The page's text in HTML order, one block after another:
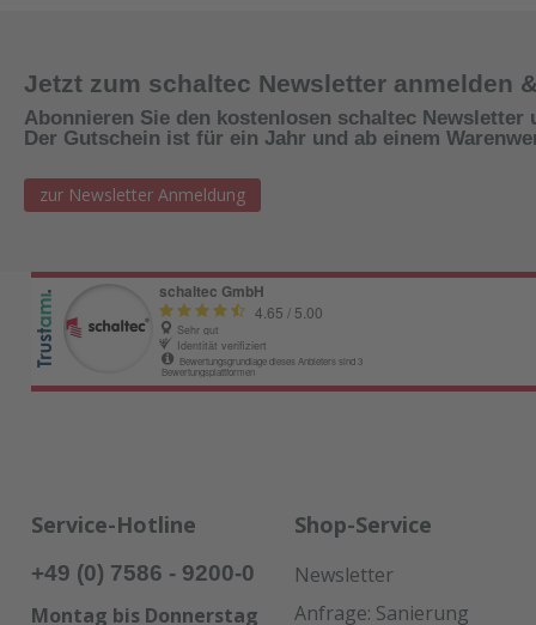
Jetzt zum schaltec Newsletter anmelden
Abonnieren Sie den kostenlosen schaltec
Der Gutschein ist für ein Jahr und ab einem
zur Newsletter Anmeldung
Service-Hotline
+49 (0) 7586 - 9200-0
Montag bis Donnerstag
Shop-Service
Newsletter
Anfrage: Sanierung